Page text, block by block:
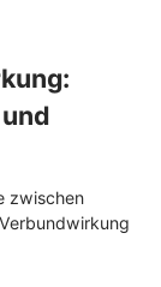
zwischen